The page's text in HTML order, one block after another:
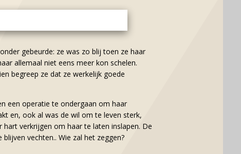
gebeurde: ze was zo blij toen ze haar
allemaal niet eens meer kon schelen.
begreep ze dat ze werkelijk goede
een operatie te ondergaan om haar
en, ook al was de wil om te leven sterk,
verkrijgen om haar te laten inslapen. De
vechten.. Wie zal het zeggen?